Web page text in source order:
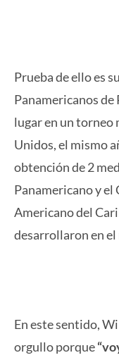
Prueba de ello es
Panamericanos
lugar en un torneo
Unidos, el mismo
obtención de 2
Panamericano y
Americano del
desarrollaron en el
En este sentido,
orgullo porque